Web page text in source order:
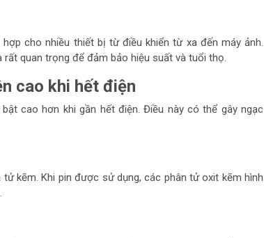
cho nhiều thiết bị từ điều khiển từ xa đến máy ảnh.
quan trọng để đảm bảo hiệu suất và tuổi thọ.
cao khi hết điện
cao hơn khi gần hết điện. Điều này có thể gây ngạc
kẽm. Khi pin được sử dụng, các phân tử oxit kẽm hình